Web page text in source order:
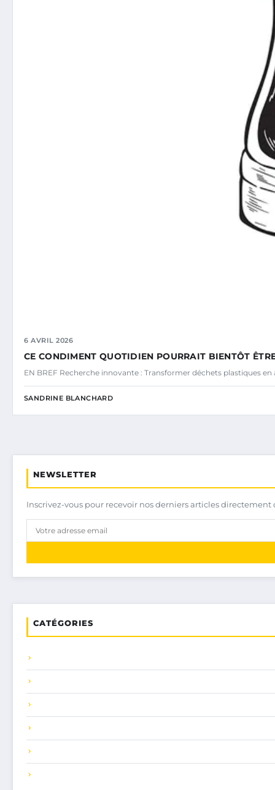
6 AVRIL 2026
CE CONDIMENT QUOTIDIEN POURRAIT BIENTÔT
EN BREF Recherche innovante : Transformer déchets plastiques en
SANDRINE BLANCHARD
NEWSLETTER
Inscrivez-vous pour recevoir nos derniers articles
CATÉGORIES